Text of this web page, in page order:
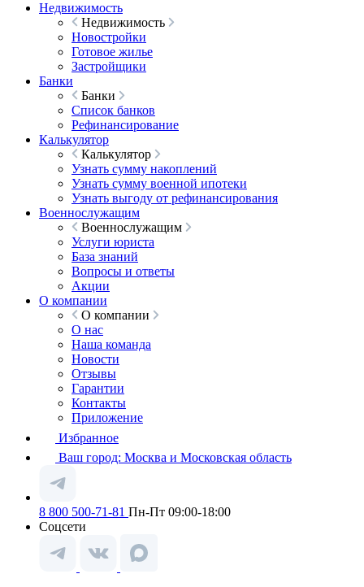
Недвижимость
Недвижимость
Новостройки
Готовое жилье
Застройщики
Банки
Банки
Список банков
Рефинансирование
Калькулятор
Калькулятор
Узнать сумму накоплений
Узнать сумму военной ипотеки
Узнать выгоду от рефинансирования
Военнослужащим
Военнослужащим
Услуги юриста
База знаний
Вопросы и ответы
Акции
О компании
О компании
О нас
Наша команда
Новости
Отзывы
Гарантии
Контакты
Приложение
Избранное
Ваш город: Москва и Московская область
8 800 500-71-81 Пн-Пт 09:00-18:00
Соцсети